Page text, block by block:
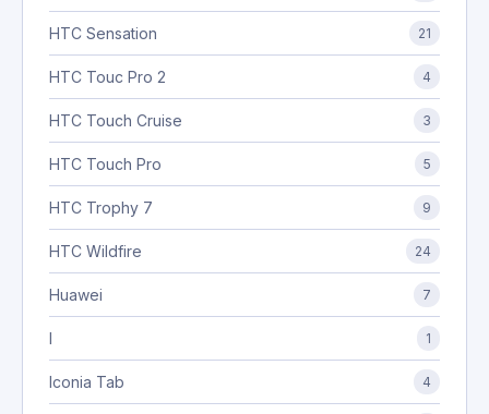
HTC Sensation 21
HTC Touc Pro 2 4
HTC Touch Cruise 3
HTC Touch Pro 5
HTC Trophy 7 9
HTC Wildfire 24
Huawei 7
I 1
Iconia Tab 4